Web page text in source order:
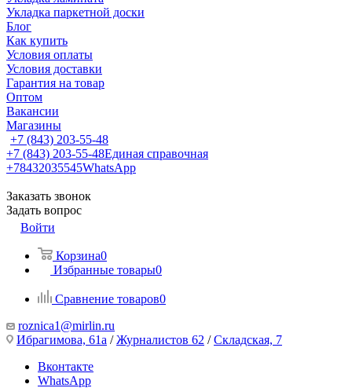
Укладка паркетной доски
Блог
Как купить
Условия оплаты
Условия доставки
Гарантия на товар
Оптом
Вакансии
Магазины
+7 (843) 203-55-48
+7 (843) 203-55-48Единая справочная
+78432035545WhatsApp
Заказать звонок
Задать вопрос
Войти
Корзина0
Избранные товары0
Сравнение товаров0
roznica1@mirlin.ru
Ибрагимова, 61а /Журналистов 62 /Складская, 7
Вконтакте
WhatsApp